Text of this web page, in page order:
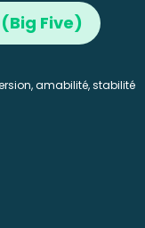
Five)
amabilité, stabilité